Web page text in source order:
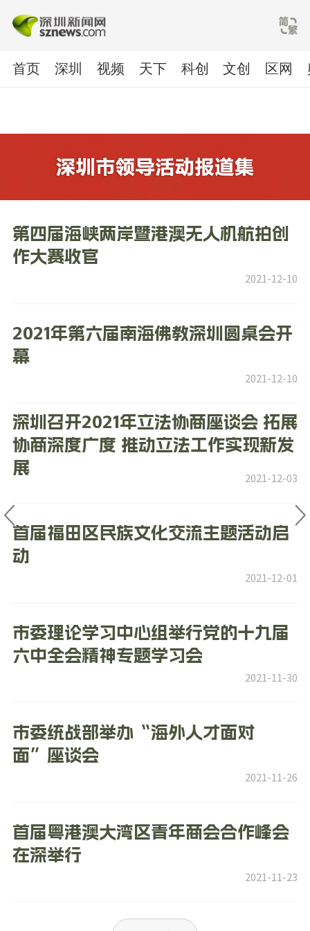
首页 深圳 视频 天下 科创 文创 区网
2021-12-10
第四届海峡两岸暨港澳无人机航拍创
作大赛收官
2021-12-10
2021年第六届南海佛教深圳圆桌会开
幕
2021-12-03
深圳召开2021年立法协商座谈会 拓展
协商深度广度 推动立法工作实现新发
展
2021-12-01
首届福田区民族文化交流主题活动启
动
2021-11-30
市委理论学习中心组举行党的十九届
六中全会精神专题学习会
2021-11-26
市委统战部举办“海外人才面对
面”座谈会
2021-11-23
首届粤港澳大湾区青年商会合作峰会
在深举行